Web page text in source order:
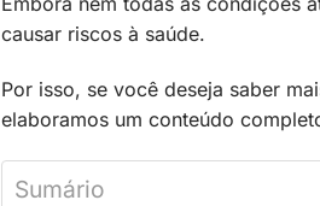
causar riscos à saúde.
Por isso, se você deseja saber
elaboramos um conteúdo
Sumário